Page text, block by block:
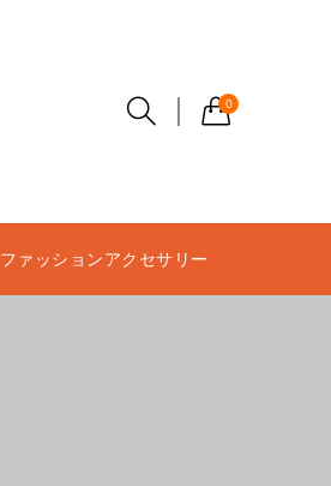
0
ファッションアクセサリー